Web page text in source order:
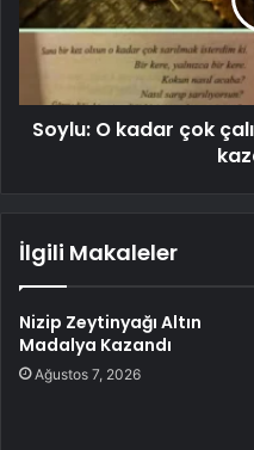
Soylu: O kadar çok
İlgili Makaleler
Nizip Zeytinyağı Altın
Madalya Kazandı
Ağustos 7, 2026